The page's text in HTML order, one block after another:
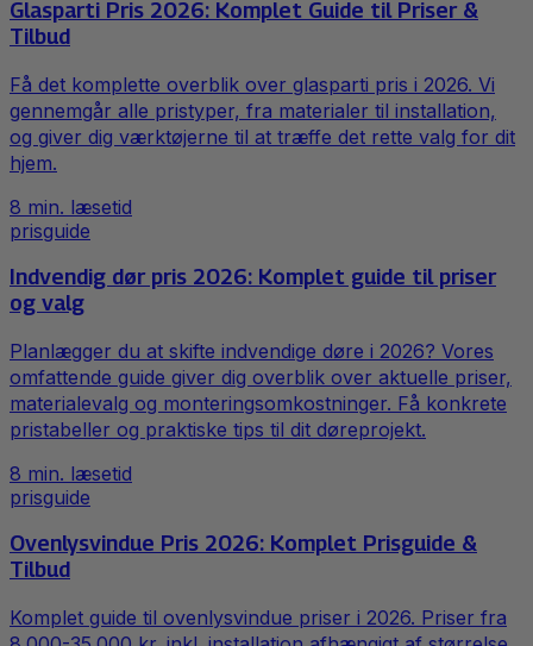
Glasparti Pris 2026: Komplet Guide til Priser &
Tilbud
Få det komplette overblik over glasparti pris i 2026. Vi
gennemgår alle pristyper, fra materialer til installation,
og giver dig værktøjerne til at træffe det rette valg for dit
hjem.
8 min. læsetid
prisguide
Indvendig dør pris 2026: Komplet guide til priser
og valg
Planlægger du at skifte indvendige døre i 2026? Vores
omfattende guide giver dig overblik over aktuelle priser,
materialevalg og monteringsomkostninger. Få konkrete
pristabeller og praktiske tips til dit døreprojekt.
8 min. læsetid
prisguide
Ovenlysvindue Pris 2026: Komplet Prisguide &
Tilbud
Komplet guide til ovenlysvindue priser i 2026. Priser fra